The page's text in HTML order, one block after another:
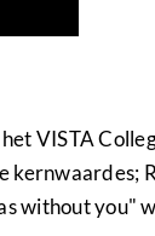
VISTA
kernwaardes;
without you"